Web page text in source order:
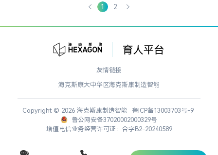
1.jpg[/img][/align][align=left] 本次会议得到了华南地区相关组织
华先生为本次会议作
1 2
友情链接
海克斯康大中华区海克斯康制造智能
Copyright © 2026 海克斯康制造智能
鲁ICP备13003703号-9
鲁公网安备37020002000329号
增值电信业务经营许可证：合字B2-20240589